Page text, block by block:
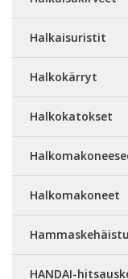
Halkaisuristit
Halkokärryt
Halkokatokset
Halkomakoneet
HANDAI-